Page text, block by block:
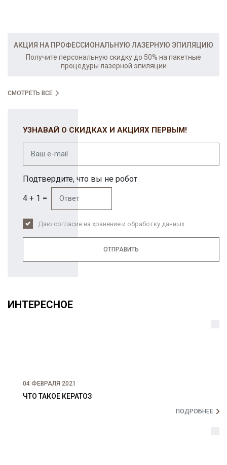
АКЦИЯ НА ПРОФЕССИОНАЛЬНУЮ ЛАЗЕРНУЮ ЭПИЛЯЦИЮ
Получите персональную скидку до 50% на пакетные
процедуры лазерной эпиляции
СМОТРЕТЬ ВСЕ
УЗНАВАЙ О СКИДКАХ И АКЦИЯХ ПЕРВЫМ!
Подтвердите, что вы не робот
4 + 1 =
Даю согласие на хранение и обработку данных
ОТПРАВИТЬ
ИНТЕРЕСНОЕ
04 ФЕВРАЛЯ 2021
ЧТО ТАКОЕ КЕРАТОЗ
ПОДРОБНЕЕ